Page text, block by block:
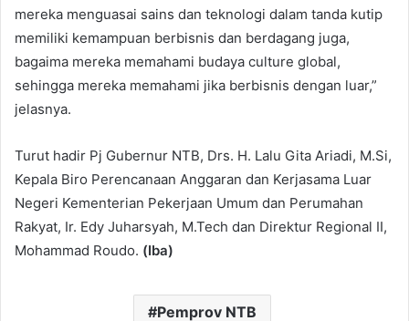
mereka menguasai sains dan teknologi dalam tanda kutip
memiliki kemampuan berbisnis dan berdagang juga,
bagaima mereka memahami budaya culture global,
sehingga mereka memahami jika berbisnis dengan luar,”
jelasnya.
Turut hadir Pj Gubernur NTB, Drs. H. Lalu Gita Ariadi, M.Si,
Kepala Biro Perencanaan Anggaran dan Kerjasama Luar
Negeri Kementerian Pekerjaan Umum dan Perumahan
Rakyat, Ir. Edy Juharsyah, M.Tech dan Direktur Regional II,
Mohammad Roudo. (Iba)
Pemprov NTB